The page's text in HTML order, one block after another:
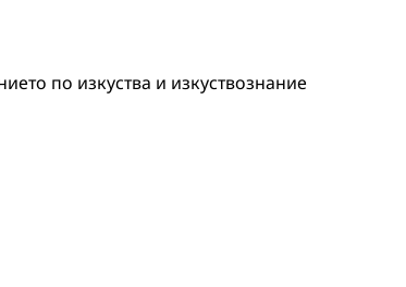
по изкуства и изкуствознание